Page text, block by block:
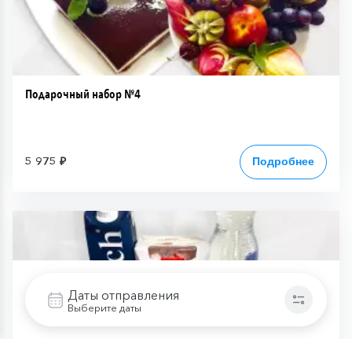
Даты отправления
Выберите даты
Подарочный набор №4
5 975 ₽ Подробнее